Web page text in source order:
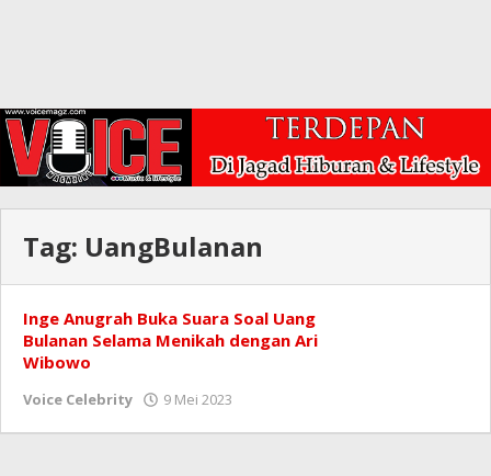
Tag: UangBulanan
Inge Anugrah Buka Suara Soal Uang
Bulanan Selama Menikah dengan Ari
Wibowo
Voice Celebrity 9 Mei 2023